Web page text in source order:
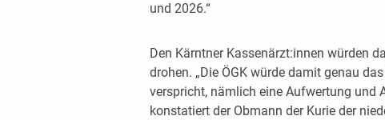
und 2026.“
Den Kärntner Kassenärzt:innen würden
drohen. „Die ÖGK würde damit genau
verspricht, nämlich eine Aufwertung und
konstatiert der Obmann der Kurie der